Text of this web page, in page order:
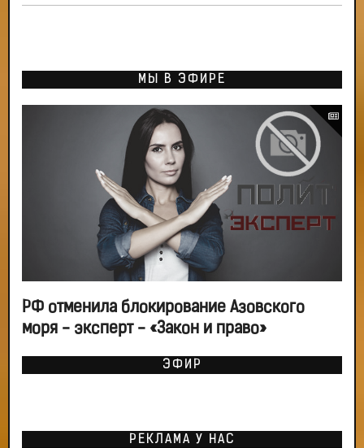
МЫ В ЭФИРЕ
РФ отменила блокирование Азовского
моря - эксперт - «Закон и право»
ЭФИР
РЕКЛАМА У НАС